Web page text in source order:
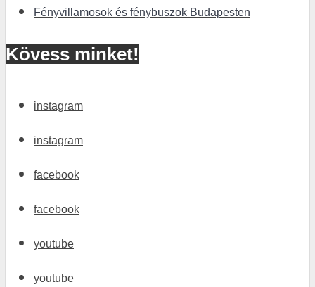
Fényvillamosok és fénybuszok Budapesten
Kövess minket!
instagram
instagram
facebook
facebook
youtube
youtube